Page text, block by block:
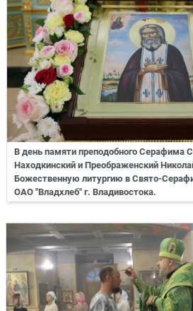
В день памяти преподобного Серафима
Находкинский и Преображенский
Божественную литургию в Свято-
ОАО "Владхлеб" г. Владивостока.